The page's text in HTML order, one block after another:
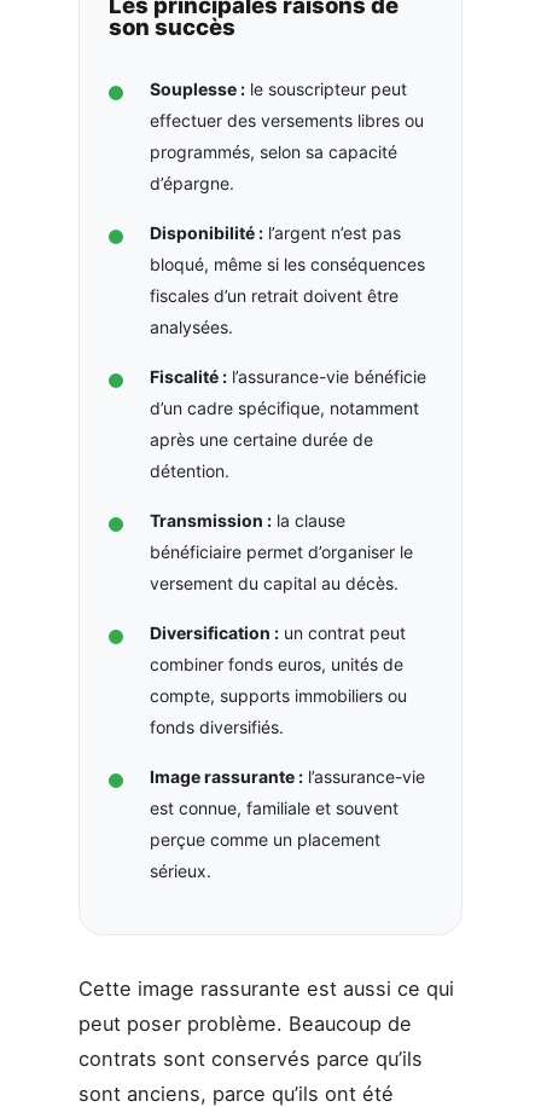
son succès
Souplesse :le souscripteur peut
effectuer des versements libres ou
programmés, selon sa capacité
d’épargne.
Disponibilité :l’argent n’est pas
bloqué, même si les conséquences
fiscales d’un retrait doivent être
analysées.
Fiscalité :l’assurance-vie bénéficie
d’un cadre spécifique, notamment
après une certaine durée de
détention.
Transmission :la clause
bénéficiaire permet d’organiser le
versement du capital au décès.
Diversification :un contrat peut
combiner fonds euros, unités de
compte, supports immobiliers ou
fonds diversifiés.
Image rassurante :l’assurance-vie
est connue, familiale et souvent
perçue comme un placement
sérieux.
Cette image rassurante est aussi ce qui
peut poser problème. Beaucoup de
contrats sont conservés parce qu’ils
sont anciens, parce qu’ils ont été